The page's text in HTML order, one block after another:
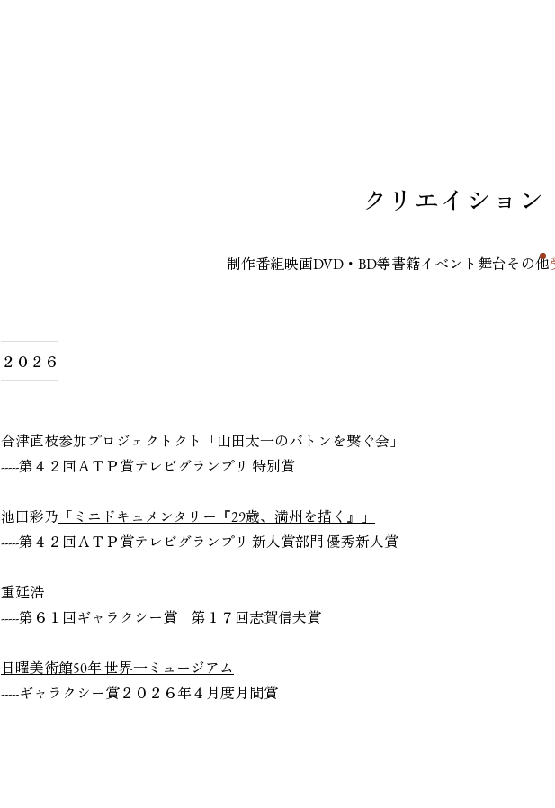
クリエイション
制作番組映画DVD・BD等書籍イベント 舞台その他
２０２６
合津直枝参加プロジェクトクト「山田太一のバトンを繋ぐ会」
-----第４２回ＡＴＰ賞テレビグランプリ 特別賞
池田彩乃 「ミニドキュメンタリー『29歳、満州を描く』」
-----第４２回ＡＴＰ賞テレビグランプリ 新人賞部門 優秀新人賞
重延浩
-----第６１回ギャラクシー賞 第１７回志賀信夫賞
日曜美術館50年 世界一ミュージアム
-----ギャラクシー賞２０２６年４月度月間賞